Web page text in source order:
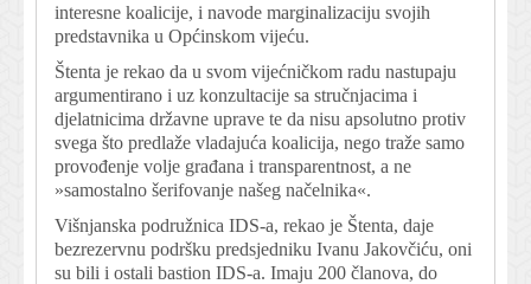
interesne koalicije, i navode marginalizaciju svojih
predstavnika u Općinskom vijeću.
Štenta je rekao da u svom vijećničkom radu nastupaju
argumentirano i uz konzultacije sa stručnjacima i
djelatnicima državne uprave te da nisu apsolutno protiv
svega što predlaže vladajuća koalicija, nego traže samo
provođenje volje građana i transparentnost, a ne
»samostalno šerifovanje našeg načelnika«.
Višnjanska podružnica IDS-a, rekao je Štenta, daje
bezrezervnu podršku predsjedniku Ivanu Jakovčiću, oni
su bili i ostali bastion IDS-a. Imaju 200 članova, do